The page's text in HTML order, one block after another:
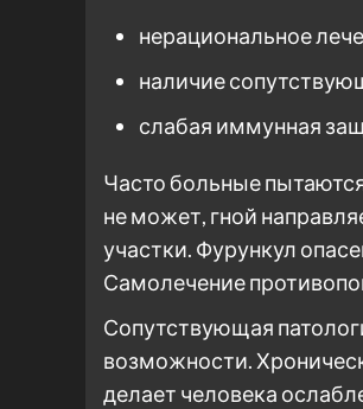
нерациональное
наличие
слабая иммунная
Часто больные
не может, гной
участки. Фурункул
Самолечение
Сопутствующая
возможности.
делает человека